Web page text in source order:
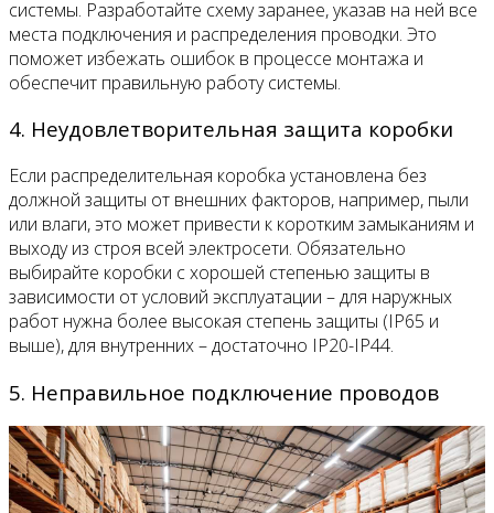
системы. Разработайте схему заранее, указав на ней все
места подключения и распределения проводки. Это
поможет избежать ошибок в процессе монтажа и
обеспечит правильную работу системы.
4. Неудовлетворительная защита коробки
Если распределительная коробка установлена без
должной защиты от внешних факторов, например, пыли
или влаги, это может привести к коротким замыканиям и
выходу из строя всей электросети. Обязательно
выбирайте коробки с хорошей степенью защиты в
зависимости от условий эксплуатации – для наружных
работ нужна более высокая степень защиты (IP65 и
выше), для внутренних – достаточно IP20-IP44.
5. Неправильное подключение проводов